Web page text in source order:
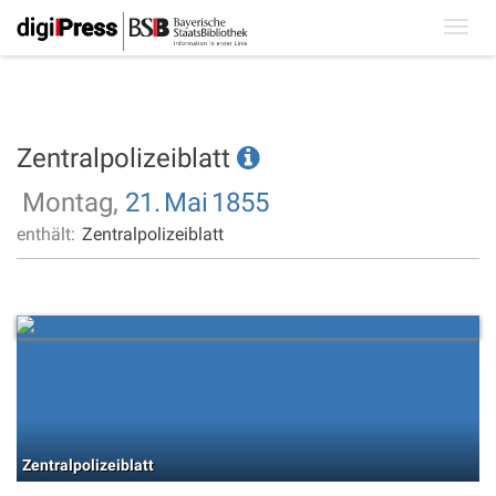
Zentralpolizeiblatt
Montag, 21. Mai 1855
enthält: Zentralpolizeiblatt
Zentralpolizeiblatt